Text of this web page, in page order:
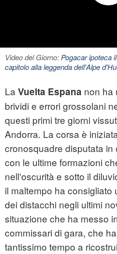
Video del Giorno:Pogacar ipoteca
capitolo alla leggenda dell'Alpe
La Vuelta Espana non ha
brividi e errori grossolani
questi primi tre giorni
Andorra. La corsa è
cronosquadre disputata in
con le ultime formazioni
nell'oscurità e sotto il
il maltempo ha consigliato
dei distacchi negli ultimi
situazione che ha messo
commissari di gara, che
tantissimo tempo a